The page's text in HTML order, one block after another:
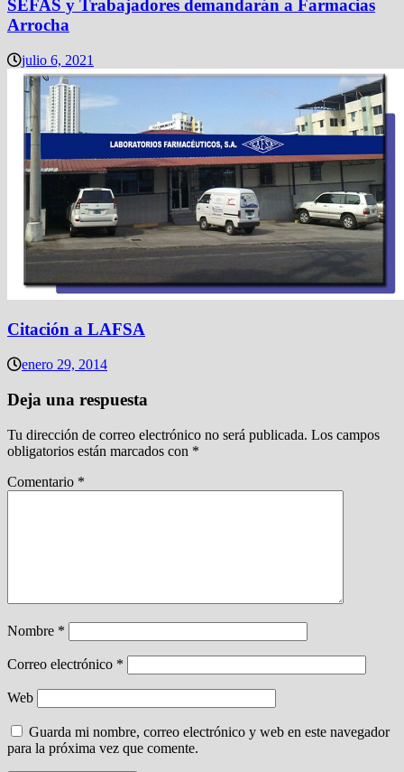
SEFAS y Trabajadores demandarán a Farmacias
Arrocha
julio 6, 2021
Citación a LAFSA
enero 29, 2014
Deja una respuesta
Tu dirección de correo electrónico no será publicada. Los campos
obligatorios están marcados con *
Comentario *
Nombre *
Correo electrónico *
Web
Guarda mi nombre, correo electrónico y web en este navegador
para la próxima vez que comente.